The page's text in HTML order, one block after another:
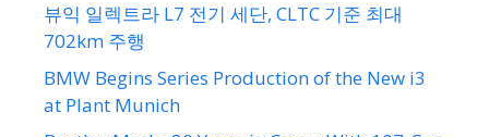
뷰익 일렉트라 L7 전기 세단, CLTC 기준 최대
702km 주행
BMW Begins Series Production of the New i3
at Plant Munich